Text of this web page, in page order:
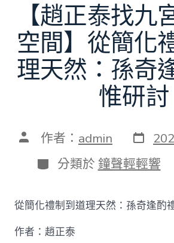
【趙正泰找九
空間】從簡化
理天然：孫奇
惟研討
文 作者： admin 發
表
日
期
分
類
分類於 鐘聲輕輕響
從簡化禮制到道理天然：孫奇逢酌
作者：趙正泰